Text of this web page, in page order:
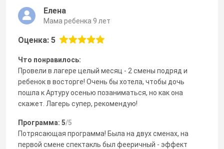
Елена
Мама ребенка 9 лет
Оценка: 5
Что понравилось:
Провели в лагере целый месяц - 2 смены подряд и
ребенок в восторге! Очень бы хотела, чтобы дочь
пошла к Артуру осенью позаниматься, но как она
скажет. Лагерь супер, рекомендую!
Программа: 5/5
Потрясающая программа! Была на двух сменах, на
первой смене спектакль был фееричный - эффект